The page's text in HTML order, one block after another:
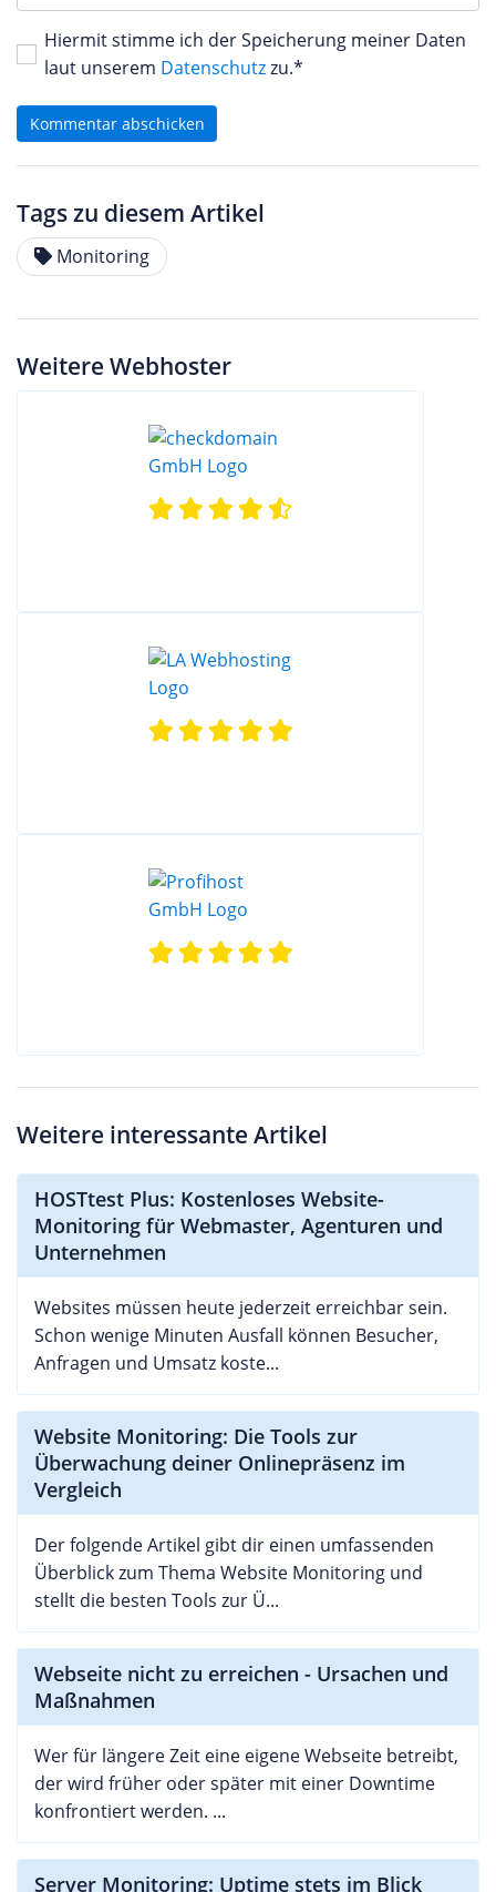
Hiermit stimme ich der Speicherung meiner Daten
laut unserem Datenschutzzu.*
Kommentar abschicken
Tags zu diesem Artikel
Monitoring
Weitere Webhoster
Weitere interessante Artikel
HOSTtest Plus: Kostenloses Website-
Monitoring für Webmaster, Agenturen und
Unternehmen
Websites müssen heute jederzeit erreichbar sein.
Schon wenige Minuten Ausfall können Besucher,
Anfragen und Umsatz koste...
Website Monitoring: Die Tools zur
Überwachung deiner Onlinepräsenz im
Vergleich
Der folgende Artikel gibt dir einen umfassenden
Überblick zum Thema Website Monitoring und
stellt die besten Tools zur Ü...
Webseite nicht zu erreichen - Ursachen und
Maßnahmen
Wer für längere Zeit eine eigene Webseite betreibt,
der wird früher oder später mit einer Downtime
konfrontiert werden. ...
Server Monitoring: Uptime stets im Blick